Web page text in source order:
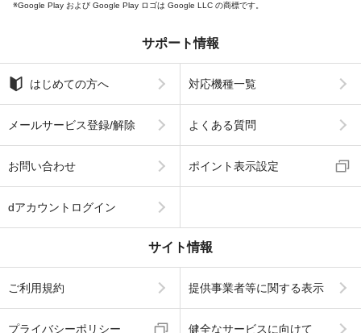
Google Play および Google Play ロゴは Google LLC の商標です。
サポート情報
はじめての方へ 対応機種一覧
メールサービス登録/解除 よくある質問
お問い合わせ ポイント表示設定
dアカウントログイン
サイト情報
ご利用規約 提供事業者等に関する表示
プライバシーポリシー 健全なサービスに向けて